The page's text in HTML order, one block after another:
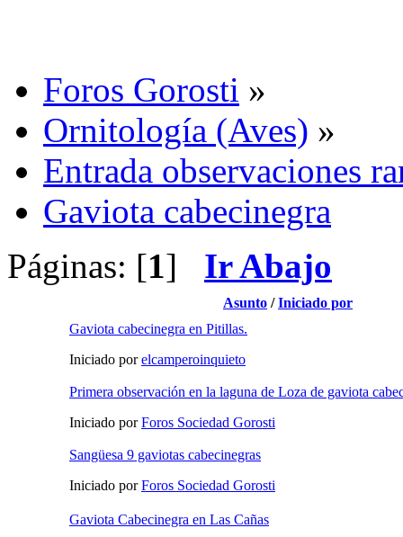
Foros Gorosti »
Ornitología (Aves) »
Entrada observaciones
Gaviota cabecinegra
Páginas: [1] Ir Abajo
Asunto /Iniciado por
Gaviota cabecinegra en Pitillas.
Iniciado porelcamperoinquieto
Primera observación en la laguna de Loza de gaviota
Iniciado porForos Sociedad Gorosti
Sangüesa 9 gaviotas cabecinegras
Iniciado porForos Sociedad Gorosti
Gaviota Cabecinegra en Las Cañas